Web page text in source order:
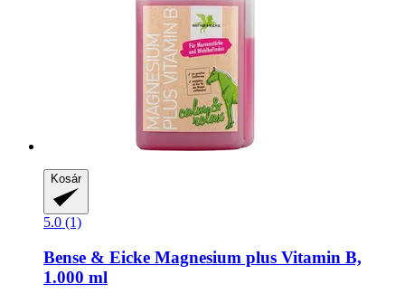
Kosár
5.0 (1)
Bense & Eicke Magnesium plus Vitamin B,
1.000 ml